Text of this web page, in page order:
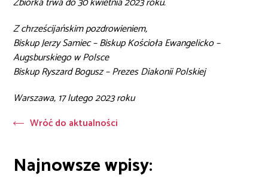
Z chrześcijańskim pozdrowieniem,
Biskup Jerzy Samiec – Biskup Kościoła Ewangelicko –
Augsburskiego w Polsce
Biskup Ryszard Bogusz – Prezes Diakonii Polskiej
Warszawa, 17 lutego 2023 roku
Wróć do aktualności
Najnowsze wpisy: